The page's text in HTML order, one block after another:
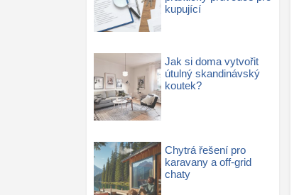
kupující
Jak si doma vytvořit
útulný skandinávský
koutek?
Chytrá řešení pro
karavany a off-grid
chaty